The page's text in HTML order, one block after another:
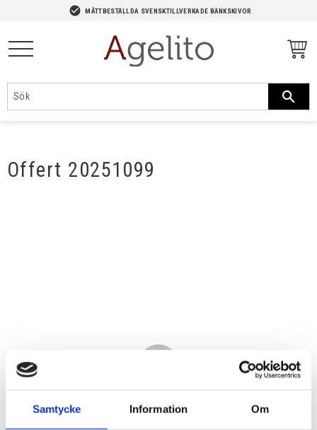
Samtycke Information Om
check_circle MÅTTBESTÄLLDA SVENSKTILLVERKADE BÄNKSKIVOR
Offert 20251099